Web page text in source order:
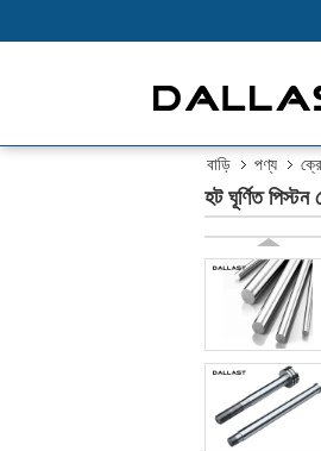
বাড়ি পণ্য
হট ঘূর্ণিত